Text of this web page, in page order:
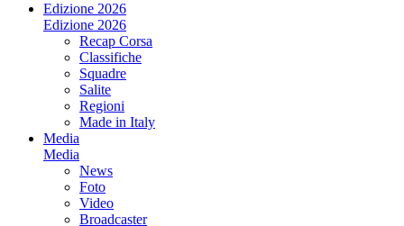
Edizione 2026
Edizione 2026
Recap Corsa
Classifiche
Squadre
Salite
Regioni
Made in Italy
Media
Media
News
Foto
Video
Broadcaster